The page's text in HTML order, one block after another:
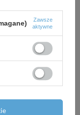
zł / szt.
porównania
Zawsze
aktywne